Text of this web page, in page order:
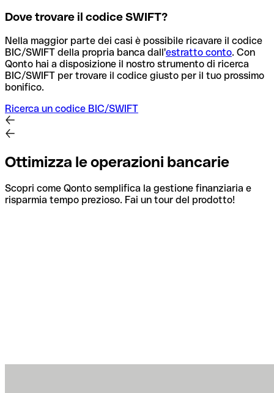
Dove trovare il codice SWIFT?
Nella maggior parte dei casi è possibile ricavare il codice
BIC/SWIFT della propria banca dall'estratto conto. Con
Qonto hai a disposizione il nostro strumento di ricerca
BIC/SWIFT per trovare il codice giusto per il tuo prossimo
bonifico.
Ricerca un codice BIC/SWIFT
Ottimizza le operazioni bancarie
Scopri come Qonto semplifica la gestione finanziaria e
risparmia tempo prezioso. Fai un tour del prodotto!